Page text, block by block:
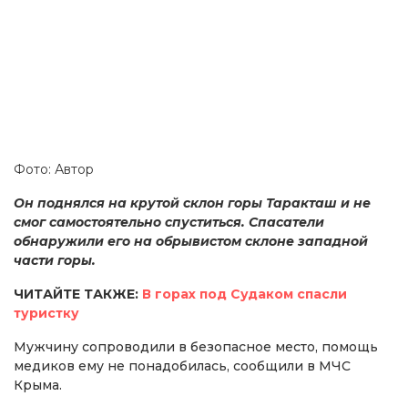
Фото: Автор
Он поднялся на крутой склон горы Таракташ и не
смог самостоятельно спуститься. Спасатели
обнаружили его на обрывистом склоне западной
части горы.
ЧИТАЙТЕ ТАКЖЕ: В горах под Судаком спасли
туристку
Мужчину сопроводили в безопасное место, помощь
медиков ему не понадобилась, сообщили в МЧС
Крыма.